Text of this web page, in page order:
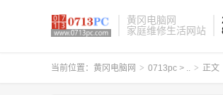
黄冈电脑网
家庭维修生活网站
当前位置： 黄冈电脑网 > 0713pc > .. > 正文